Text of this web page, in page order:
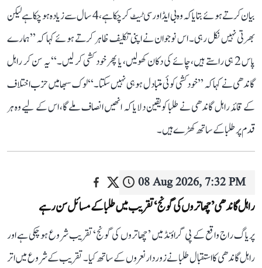
بیان کرتے ہوئے بتایا کہ وہ بی ایڈ اور سی ٹیٹ کر چکا ہے، 4 سال سے زیادہ ہو چکا ہے لیکن
بھرتی نہیں نکل رہی۔ اس نوجوان نے اپنی تکلیف ظاہر کرتے ہوئے کہا کہ ’’ہمارے
پاس 2 ہی راستے ہیں، چائے کی دکان کھولیں، یا پھر خود کشی کر لیں۔‘‘ یہ سن کر راہل
گاندھی نے کہا کہ ’’خودکشی کوئی متبادل ہو ہی نہیں سکتا۔‘‘ لوک سبھا میں حزب اختلاف
کے قائد راہل گاندھی نے طلبا کو یقین دلایا کہ انھیں انصاف ملے گا، اس کے لیے وہ ہر
قدم پر طلبا کے ساتھ کھڑے ہیں۔
08 Aug 2026, 7:32 PM
راہل گاندھی ’چھاتروں کی گونج‘ تقریب میں طلبا کے مسائل سن رہے
پریاگ راج واقع کے پی گراؤنڈ میں ’چھاتروں کی گونج‘ تقریب شروع ہو چکی ہے اور
راہل گاندھی کا استقبال طلبا نے زوردار نعروں کے ساتھ کیا۔ تقریب کے شروع میں اتر